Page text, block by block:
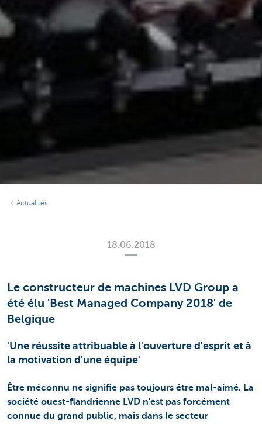
Actualités
18.06.2018
Le constructeur de machines LVD Group a
été élu 'Best Managed Company 2018' de
Belgique
'Une réussite attribuable à l'ouverture d'esprit et à
la motivation d'une équipe'
Être méconnu ne signifie pas toujours être mal-aimé. La
société ouest-flandrienne LVD n'est pas forcément
connue du grand public, mais dans le secteur